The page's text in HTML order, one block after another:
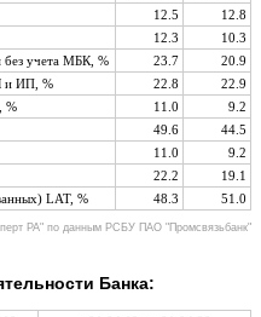
12.5
12.8
12.3
10.3
без учета МБК, %
23.7
20.9
и ИП, %
22.8
22.9
%
11.0
9.2
49.6
44.5
11.0
9.2
22.2
19.1
LAT, %
48.3 51.0
РА" по данным РСБУ ПАО "Промсвязьбанк"
Банка: